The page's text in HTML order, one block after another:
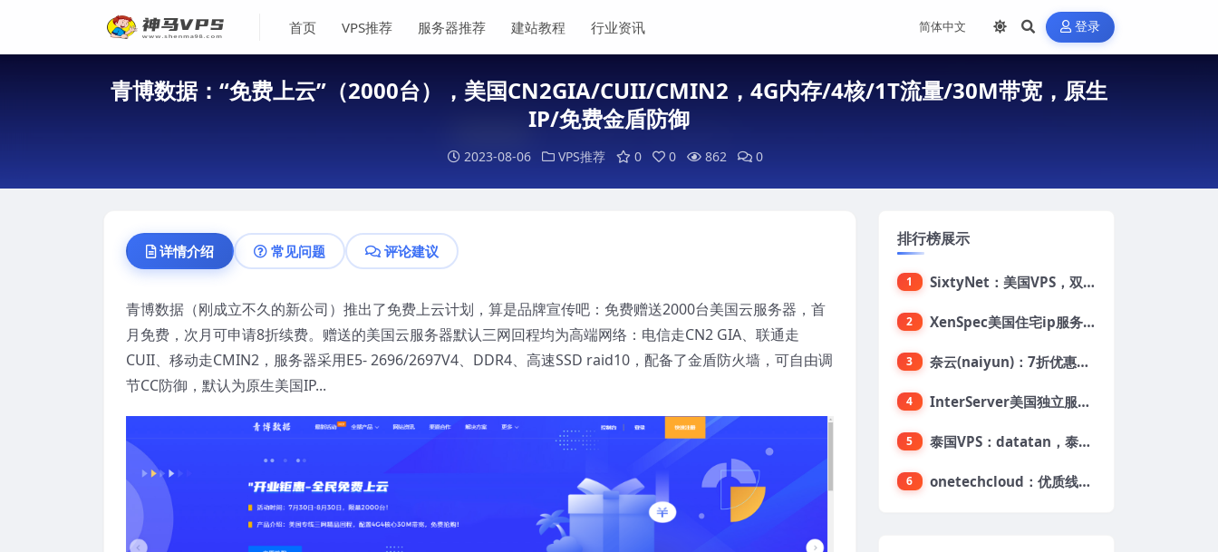
首页 VPS推荐 服务器推荐 建站教程 行业资讯 登录
青博数据：“免费上云”（2000台），美国CN2GIA/CUII/CMIN2，4G内存/4核/1T流量/30M带宽，原生
IP/免费金盾防御
2023-08-06 VPS推荐 0 0 862 0
详情介绍 常见问题 评论建议
青博数据（刚成立不久的新公司）推出了免费上云计划，算是品牌宣传吧：免费赠送2000台美国云服务器，首
月免费，次月可申请8折续费。赠送的美国云服务器默认三网回程均为高端网络：电信走CN2 GIA、联通走
CUII、移动走CMIN2，服务器采用E5- 2696/2697V4、DDR4、高速SSD raid10，配备了金盾防火墙，可自由调
节CC防御，默认为原生美国IP...
排行榜展示
1 SixtyNet：美国VPS，双ISP类住宅IP(AT&T)，CN2 GIA网络，超高DDoS防御，$14/月，2G内存/2核/40gSSD/5T流量/10Gbps带宽
2 XenSpec美国住宅ip服务器：美国家用ip/无限流量/10Gbps独享带宽/449美元/月起，支持支付宝
3 奈云(naiyun)：7折优惠，低至34元/月，洛杉矶/香港机房，三网CN2 GIA/CUII/高防保护，解锁Chatgpt/Tiktok
4 InterServer美国独立服务器：AMD RYZEN 3600X处理器，75美元/月，送40美元
5 泰国VPS：datatan，泰国不限流量VPS，$33/月，4G内存/3核/60gSSD
6 onetechcloud：优质线路，精品VPS低至28元，美国三网原生CN2 GIA（高防可选）、香港CN2、韩国CN2